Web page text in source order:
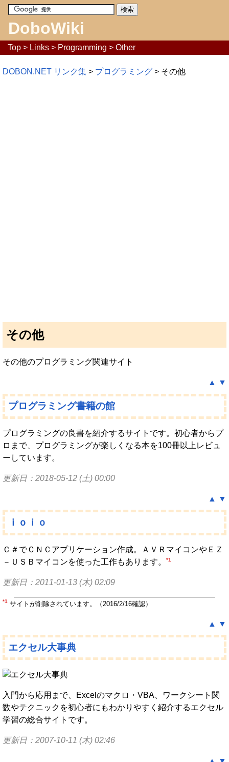
DoboWiki
Top > Links > Programming > Other
DOBON.NET リンク集 > プログラミング > その他
その他
その他のプログラミング関連サイト
▲ ▼
プログラミング書籍の館
プログラミングの良書を紹介するサイトです。初心者からプ
ロまで、プログラミングが楽しくなる本を100冊以上レビュ
ーしています。
更新日：2018-05-12 (土) 00:00
▲ ▼
ｉｏｉｏ
Ｃ＃でＣＮＣアプリケーション作成。ＡＶＲマイコンやＥＺ
－ＵＳＢマイコンを使った工作もあります。
*1
更新日：2011-01-13 (木) 02:09
*1 サイトが削除されています。（2016/2/16確認）
▲ ▼
エクセル大事典
入門から応用まで、Excelのマクロ・VBA、ワークシート関
数やテクニックを初心者にもわかりやすく紹介するエクセル
学習の総合サイトです。
更新日：2007-10-11 (木) 02:46